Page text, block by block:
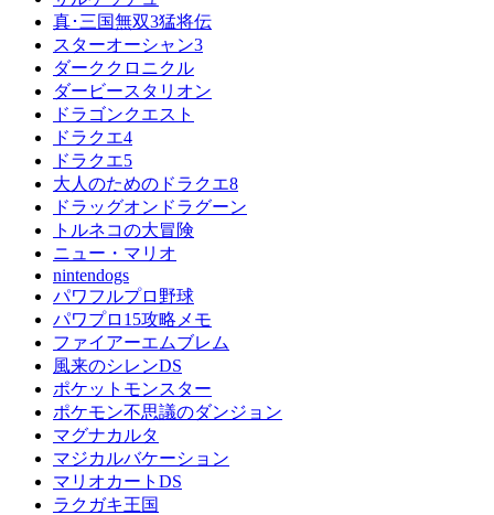
真･三国無双3猛将伝
スターオーシャン3
ダーククロニクル
ダービースタリオン
ドラゴンクエスト
ドラクエ4
ドラクエ5
大人のためのドラクエ8
ドラッグオンドラグーン
トルネコの大冒険
ニュー・マリオ
nintendogs
パワフルプロ野球
パワプロ15攻略メモ
ファイアーエムブレム
風来のシレンDS
ポケットモンスター
ポケモン不思議のダンジョン
マグナカルタ
マジカルバケーション
マリオカートDS
ラクガキ王国